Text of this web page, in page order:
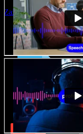
Zaženi Studio